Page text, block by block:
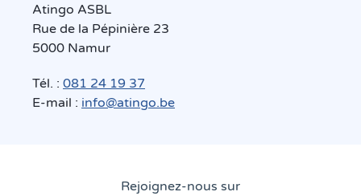
Atingo ASBL
Rue de la Pépinière 23
5000 Namur
Tél. : 081 24 19 37
E-mail : info@atingo.be
Rejoignez-nous sur